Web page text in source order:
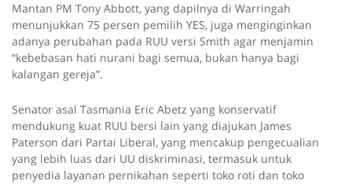
Mantan PM Tony Abbott, yang dapilnya di Warringah
menunjukkan 75 persen pemilih YES, juga menginginkan
adanya perubahan pada RUU versi Smith agar menjamin
“kebebasan hati nurani bagi semua, bukan hanya bagi
kalangan gereja”.
Senator asal Tasmania Eric Abetz yang konservatif
mendukung kuat RUU bersi lain yang diajukan James
Paterson dari Partai Liberal, yang mencakup pengecualian
yang lebih luas dari UU diskriminasi, termasuk untuk
penyedia layanan pernikahan seperti toko roti dan toko